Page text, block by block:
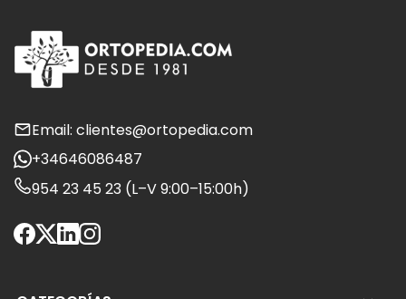
Email: clientes@ortopedia.com
+34646086487
954 23 45 23 (L–V 9:00–15:00h)